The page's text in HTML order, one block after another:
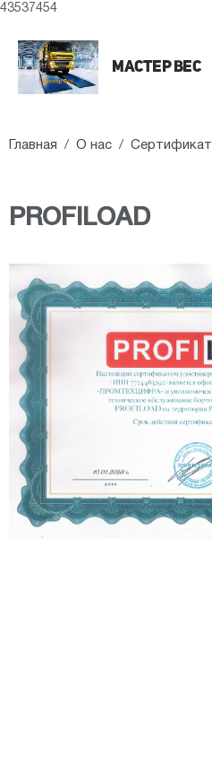
43537454
Мастер вес
Главная / O нас / Сертификат
PROFILOAD